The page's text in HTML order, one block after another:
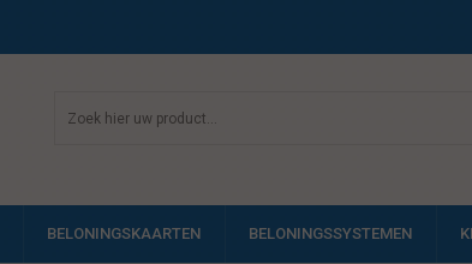
BELONINGSKAARTEN BELONINGSSYSTEMEN